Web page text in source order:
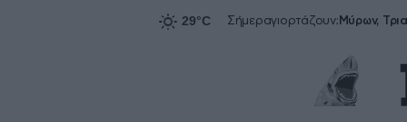
Σήμεραγιορτάζουν: